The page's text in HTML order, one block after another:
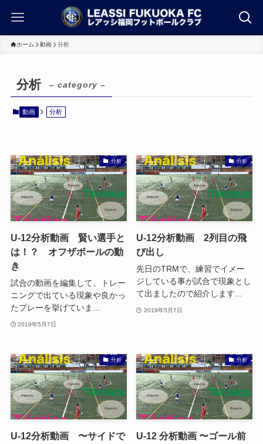
ホーム 動画 分析
分析 – category –
動画 分析
分析
U-12分析動画 賢い選手と
は！？ オフザボールの動
き
試合の動画を編集して、トレー
ニングで出ている現象や良かっ
たプレーを挙げていま...
2019年5月7日
分析
U-12分析動画 2列目の飛
び出し
先日のTRMで、練習でイメー
ジしている事が試合で現象とし
て出ましたので紹介します...
2019年5月7日
分析
U-12分析動画 〜サイドで
分析
U-12 分析動画 〜ゴール前